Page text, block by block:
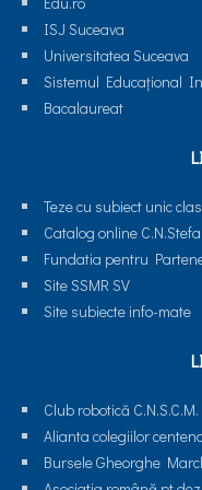
ISJ Suceava
Universitatea Suceava
Sistemul Educaţional
Bacalaureat
Teze cu subiect unic
Catalog online
Fundatia pentru
Site SSMR SV
Site subiecte info-mate
Club robotică C.N.S.C.M.
Alianta colegiilor
Bursele Gheorghe